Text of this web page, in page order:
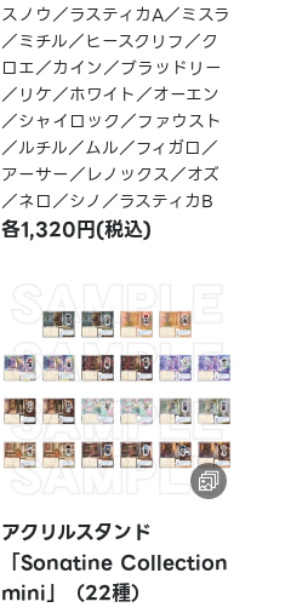
スノウ／ラスティカA／ミスラ
／ミチル／ヒースクリフ／ク
ロエ／カイン／ブラッドリー
／リケ／ホワイト／オーエン
／シャイロック／ファウスト
／ルチル／ムル／フィガロ／
アーサー／レノックス／オズ
／ネロ／シノ／ラスティカB
各1,320円(税込)
アクリルスタンド
「Sonatine Collection
mini」（22種）